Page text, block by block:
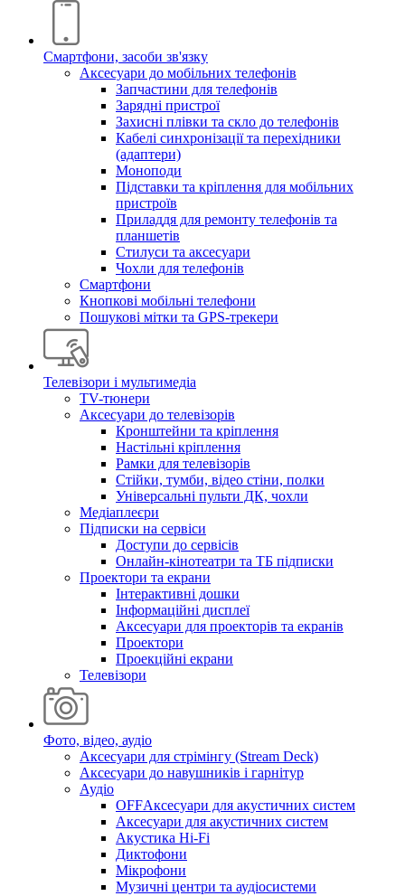
Смартфони, засоби зв'язку
Аксесуари до мобільних телефонів
Запчастини для телефонів
Зарядні пристрої
Захисні плівки та скло до телефонів
Кабелі синхронізації та перехідники
(адаптери)
Моноподи
Підставки та кріплення для мобільних
пристроїв
Приладдя для ремонту телефонів та
планшетів
Стилуси та аксесуари
Чохли для телефонів
Смартфони
Кнопкові мобільні телефони
Пошукові мітки та GPS-трекери
Телевізори і мультимедіа
TV-тюнери
Аксесуари до телевізорів
Кронштейни та кріплення
Настільні кріплення
Рамки для телевізорів
Стійки, тумби, відео стіни, полки
Універсальні пульти ДК, чохли
Медіаплеєри
Підписки на сервіси
Доступи до сервісів
Онлайн-кінотеатри та ТБ підписки
Проектори та екрани
Інтерактивні дошки
Інформаційні дисплеї
Аксесуари для проекторів та екранів
Проектори
Проекційні екрани
Телевізори
Фото, відео, аудіо
Аксесуари для стрімінгу (Stream Deck)
Аксесуари до навушників і гарнітур
Аудіо
OFFАксесуари для акустичних систем
Аксесуари для акустичних систем
Акустика Hi-Fi
Диктофони
Мікрофони
Музичні центри та аудіосистеми